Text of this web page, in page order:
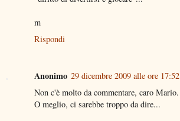
m
Rispondi
Anonimo 29 dicembre 2009 alle ore 17:52
Non c'è molto da commentare, caro Mario.
O meglio, ci sarebbe troppo da dire...